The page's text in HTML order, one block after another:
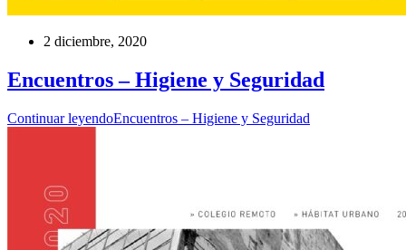
2 diciembre, 2020
Encuentros – Higiene y Seguridad
Continuar leyendoEncuentros – Higiene y Seguridad